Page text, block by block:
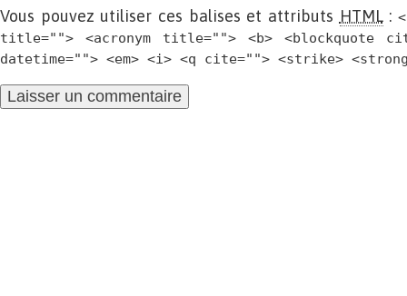
Vous pouvez utiliser ces balises et attributs HTML:
title=""> <acronym title=""> <b> <blockquote
datetime=""> <em> <i> <q cite=""> <strike>